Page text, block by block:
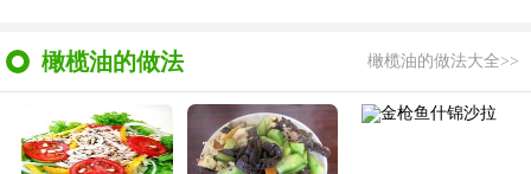
橄榄油的做法 橄榄油的做法大全>>